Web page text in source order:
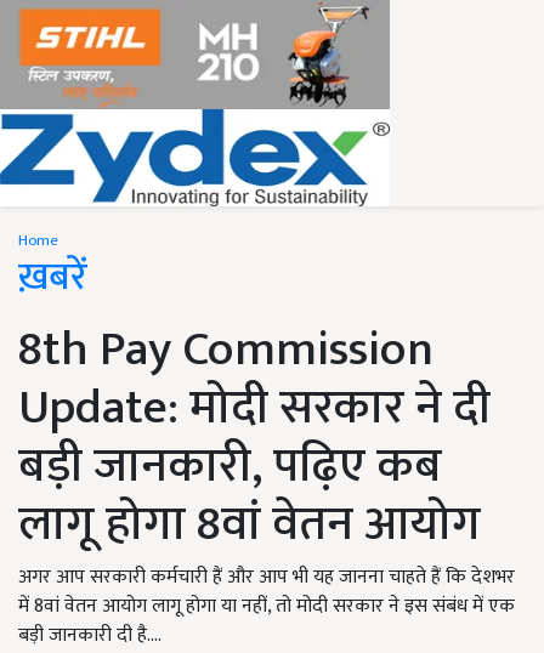
Home
ख़बरें
8th Pay Commission
Update: मोदी सरकार ने दी
बड़ी जानकारी, पढ़िए कब
लागू होगा 8वां वेतन आयोग
अगर आप सरकारी कर्मचारी हैं और आप भी यह जानना चाहते हैं कि देशभर
में 8वां वेतन आयोग लागू होगा या नहीं, तो मोदी सरकार ने इस संबंध में एक
बड़ी जानकारी दी है....